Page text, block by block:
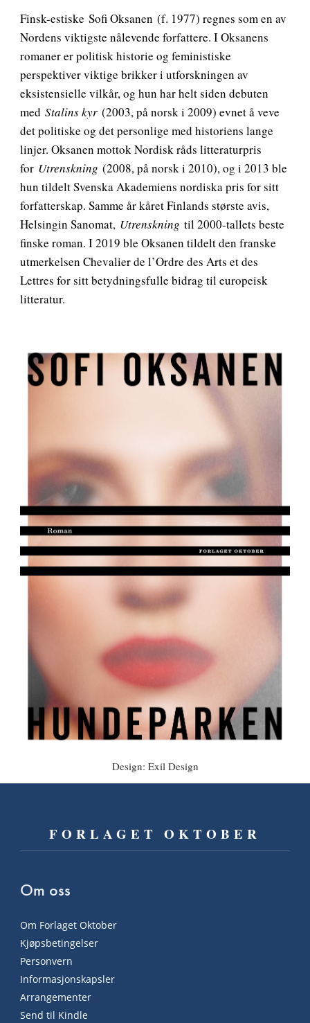
Finsk-estiske Sofi Oksanen (f. 1977) regnes som en av
Nordens viktigste nålevende forfattere. I Oksanens
romaner er politisk historie og feministiske
perspektiver viktige brikker i utforskningen av
eksistensielle vilkår, og hun har helt siden debuten
med Stalins kyr (2003, på norsk i 2009) evnet å veve
det politiske og det personlige med historiens lange
linjer. Oksanen mottok Nordisk råds litteraturpris
for Utrenskning (2008, på norsk i 2010), og i 2013 ble
hun tildelt Svenska Akademiens nordiska pris for sitt
forfatterskap. Samme år kåret Finlands største avis,
Helsingin Sanomat, Utrenskning til 2000-tallets beste
finske roman. I 2019 ble Oksanen tildelt den franske
utmerkelsen Chevalier de l’Ordre des Arts et des
Lettres for sitt betydningsfulle bidrag til europeisk
litteratur.
Design: Exil Design
FORLAGET OKTOBER
Om oss
Om Forlaget Oktober
Kjøpsbetingelser
Personvern
Informasjonskapsler
Arrangementer
Send til Kindle